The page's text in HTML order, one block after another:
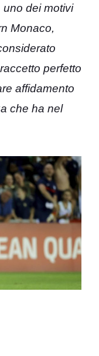
dei motivi
Monaco,
perfetto
affidamento
che ha nel